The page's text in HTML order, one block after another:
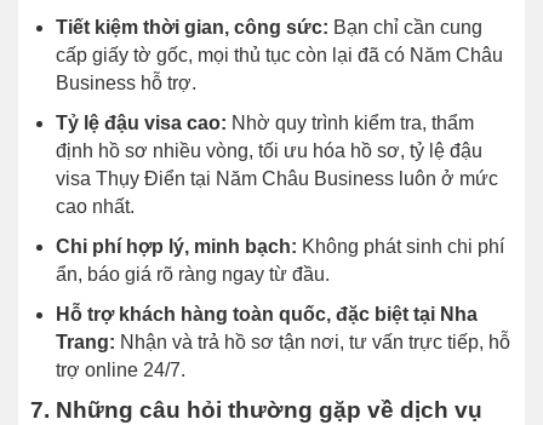
Tiết kiệm thời gian, công sức: Bạn chỉ cần cung
cấp giấy tờ gốc, mọi thủ tục còn lại đã có Năm Châu
Business hỗ trợ.
Tỷ lệ đậu visa cao: Nhờ quy trình kiểm tra, thẩm
định hồ sơ nhiều vòng, tối ưu hóa hồ sơ, tỷ lệ đậu
visa Thụy Điển tại Năm Châu Business luôn ở mức
cao nhất.
Chi phí hợp lý, minh bạch: Không phát sinh chi phí
ẩn, báo giá rõ ràng ngay từ đầu.
Hỗ trợ khách hàng toàn quốc, đặc biệt tại Nha
Trang: Nhận và trả hồ sơ tận nơi, tư vấn trực tiếp, hỗ
trợ online 24/7.
7. Những câu hỏi thường gặp về dịch vụ